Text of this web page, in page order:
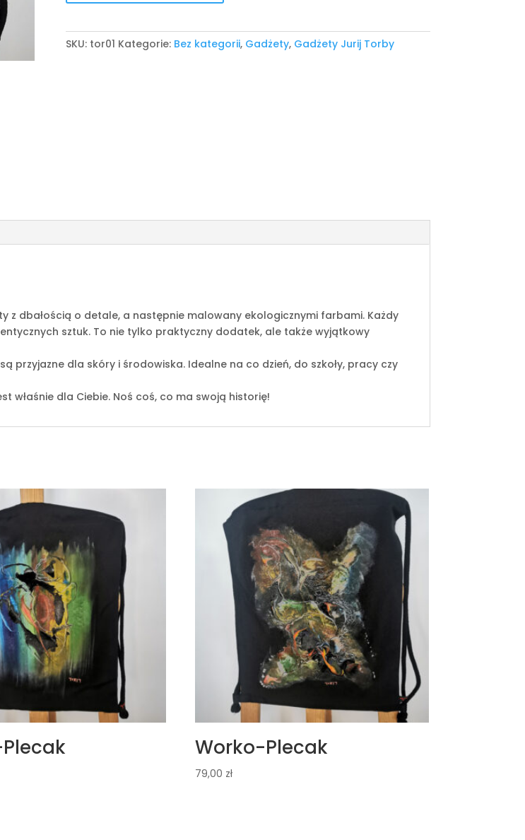
Plecak
SKU: tor01 Kategorie: Bez kategorii, Gadżety, Gadżety Jurij Torby
z dbałością o detale, a następnie malowany ekologicznymi farbami. Każdy
sztuk. To nie tylko praktyczny dodatek, ale także wyjątkowy
przyjazne dla skóry i środowiska. Idealne na co dzień, do szkoły, pracy czy
właśnie dla Ciebie. Noś coś, co ma swoją historię!
Worko-Plecak
79,00 zł